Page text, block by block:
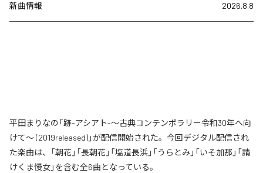
新曲情報 2026.8.8
平田まりなの「跡-アシアト-〜古典コンテンポラリー令和30年へ向
けて〜 (2019released)」が配信開始された。今回デジタル配信され
た楽曲は、「朝花」「長朝花」「塩道長浜」「うらとみ」「いそ加那」「請
けくま慢女」を含む全6曲となっている。